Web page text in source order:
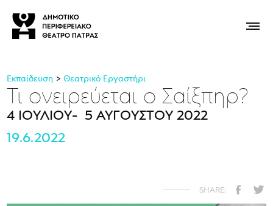
Εκπαίδευση Θεατρικό Εργαστήρι
Τι ονειρεύεται ο Σαίξπηρ?
4 ΙΟΥΛΙΟΥ- 5 ΑΥΓΟΥΣΤΟΥ 2022
19.6.2022